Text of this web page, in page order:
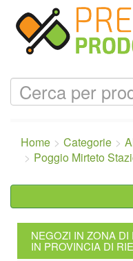
Home Categorie
Poggio Mirteto
NEGOZI IN ZONA
IN PROVINCIA DI